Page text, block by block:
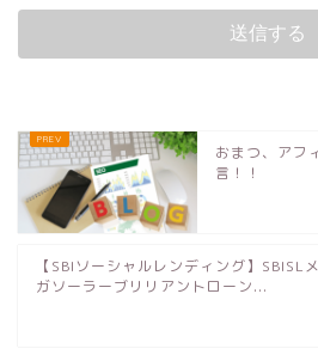
おまつ、アフ
言！！
【SBIソーシャルレンディング】SBISLメ
ガソーラーブリリアントローン...